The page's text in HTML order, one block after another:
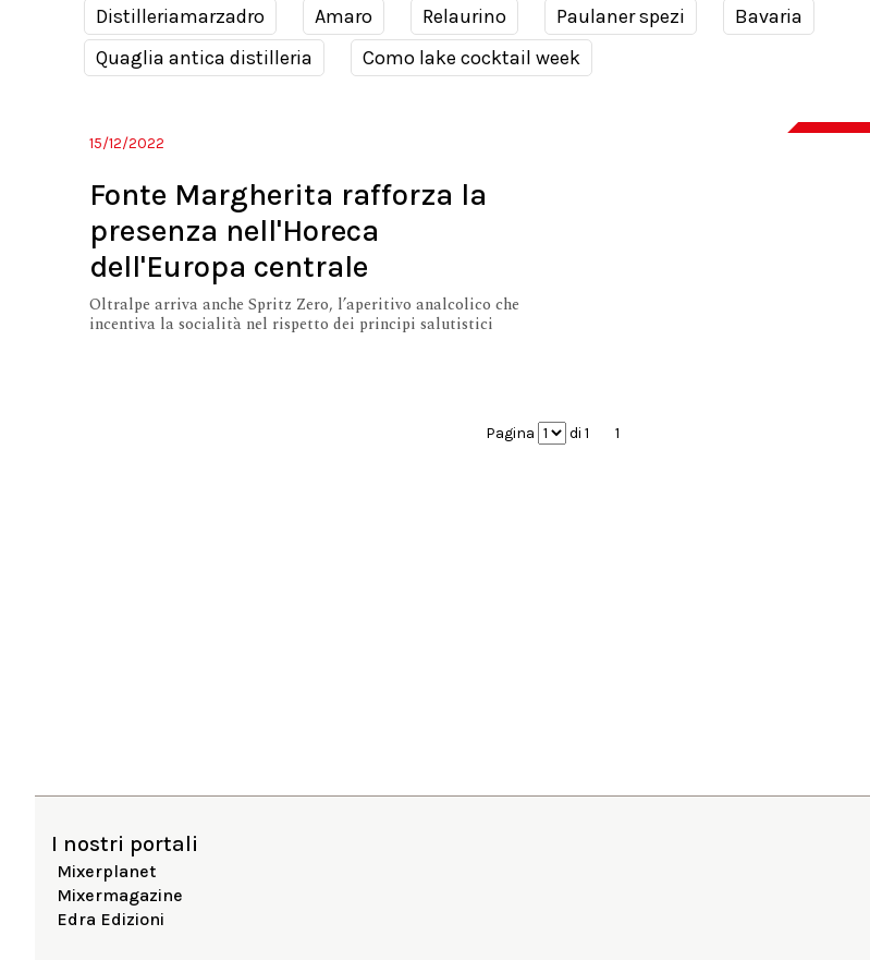
Distilleriamarzadro
Amaro Relaurino Paulaner spezi
Bavaria
Quaglia antica distilleria
Como lake cocktail week
15/12/2022
Fonte Margherita rafforza la
presenza nell'Horeca
dell'Europa centrale
Oltralpe arriva anche Spritz Zero, l’aperitivo analcolico che
incentiva la socialità nel rispetto dei principi salutistici
Pagina di 1 1
I nostri portali
Mixerplanet
Mixermagazine
Edra Edizioni